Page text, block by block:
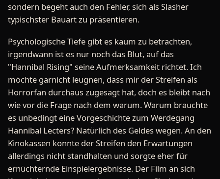
sondern begeht auch den Fehler, sich als Slasher
typischster Bauart zu präsentieren.
Psychologische Tiefe gibt es kaum zu betrachten,
irgendwann ist es nur noch das Blut, auf das
"Hannibal Rising" seine Aufmerksamkeit richtet. Ich
möchte garnicht leugnen, dass mir der Streifen als
Horrorfan durchaus zugesagt hat, doch es bleibt nach
wie vor die Frage nach dem warum. Warum brauchte
es unbedingt eine Vorgeschichte zum Werdegang
Hannibal Lecters? Natürlich des Geldes wegen. An den
Kinokassen konnte der Streifen den Erwartungen
allerdings nicht standhalten und sorgte eher für
ernüchternde Einspielergebnisse. Der Film an sich